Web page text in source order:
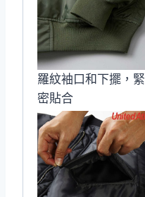
羅紋袖口和下擺，緊
密貼合